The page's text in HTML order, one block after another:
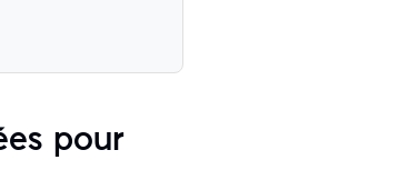
pour